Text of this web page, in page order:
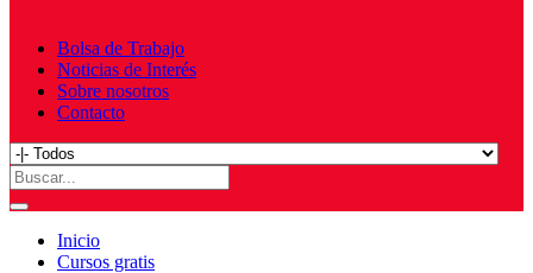
Bolsa de Trabajo
Noticias de Interés
Sobre nosotros
Contacto
Inicio
Cursos gratis